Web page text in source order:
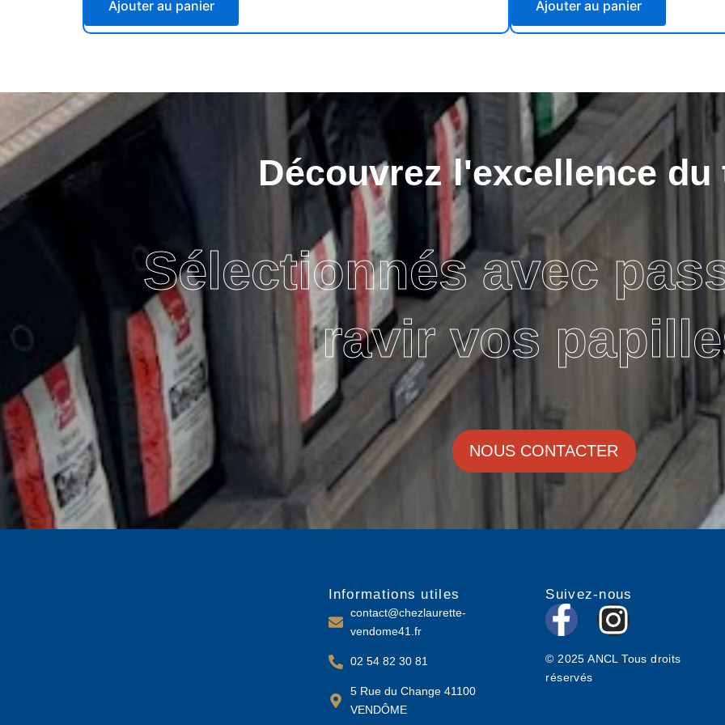
Ajouter au panier Ajouter au panier
Découvrez l'excellence
Sélectionnés avec
ravir vos
NOUS CONTACTER
Informations utiles
contact@chezlaurette-
vendome41.fr
02 54 82 30 81
5 Rue du Change 41100
VENDÔME
Suivez-nous
F
a
c
I
n
© 2025 ANCL Tous droits
réservés